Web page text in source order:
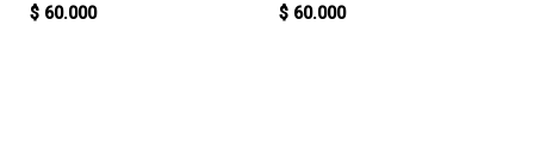
$60.000 $ 60.000